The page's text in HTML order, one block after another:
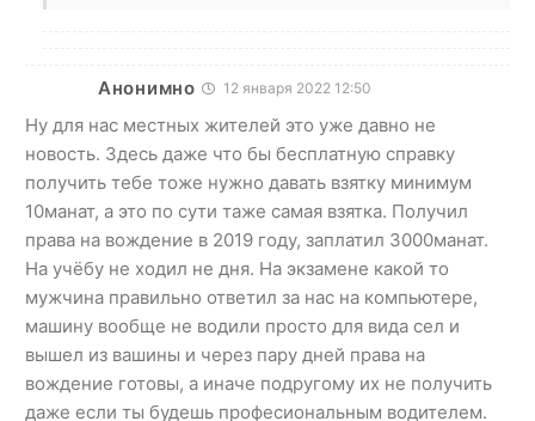
Анонимно 12 января 2022 12:50
Ну для нас местных жителей это уже давно не
новость. Здесь даже что бы бесплатную справку
получить тебе тоже нужно давать взятку минимум
10манат, а это по сути таже самая взятка. Получил
права на вождение в 2019 году, заплатил 3000манат.
На учёбу не ходил не дня. На экзамене какой то
мужчина правильно ответил за нас на компьютере,
машину вообще не водили просто для вида сел и
вышел из вашины и через пару дней права на
вождение готовы, а иначе подругому их не получить
даже если ты будешь професиональным водителем.